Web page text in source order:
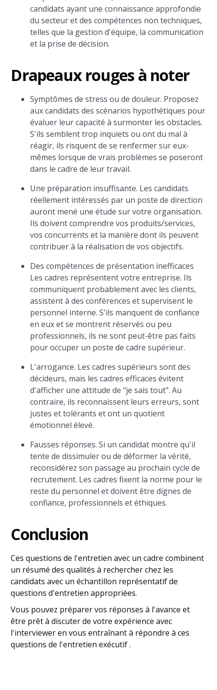
candidats ayant une connaissance approfondie
du secteur et des compétences non techniques,
telles que la gestion d'équipe, la communication
et la prise de décision.
Drapeaux rouges à noter
Symptômes de stress ou de douleur. Proposez
aux candidats des scénarios hypothétiques pour
évaluer leur capacité à surmonter les obstacles.
S'ils semblent trop inquiets ou ont du mal à
réagir, ils risquent de se renfermer sur eux-
mêmes lorsque de vrais problèmes se poseront
dans le cadre de leur travail.
Une préparation insuffisante. Les candidats
réellement intéressés par un poste de direction
auront mené une étude sur votre organisation.
Ils doivent comprendre vos produits/services,
vos concurrents et la manière dont ils peuvent
contribuer à la réalisation de vos objectifs.
Des compétences de présentation inefficaces
Les cadres représentent votre entreprise. Ils
communiquent probablement avec les clients,
assistent à des conférences et supervisent le
personnel interne. S'ils manquent de confiance
en eux et se montrent réservés ou peu
professionnels, ils ne sont peut-être pas faits
pour occuper un poste de cadre supérieur.
L'arrogance. Les cadres supérieurs sont des
décideurs, mais les cadres efficaces évitent
d'afficher une attitude de "je sais tout". Au
contraire, ils reconnaissent leurs erreurs, sont
justes et tolérants et ont un quotient
émotionnel élevé.
Fausses réponses. Si un candidat montre qu'il
tente de dissimuler ou de déformer la vérité,
reconsidérez son passage au prochain cycle de
recrutement. Les cadres fixent la norme pour le
reste du personnel et doivent être dignes de
confiance, professionnels et éthiques.
Conclusion
Ces questions de l'entretien avec un cadre combinent
un résumé des qualités à rechercher chez les
candidats avec un échantillon représentatif de
questions d'entretien appropriées.
Vous pouvez préparer vos réponses à l'avance et
être prêt à discuter de votre expérience avec
l'interviewer en vous entraînant à répondre à ces
questions de l'entretien exécutif .